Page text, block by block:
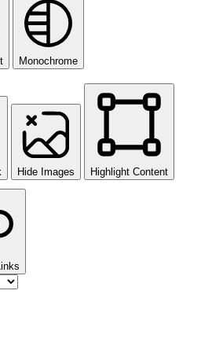
Monochrome
Hide Images Highlight Content